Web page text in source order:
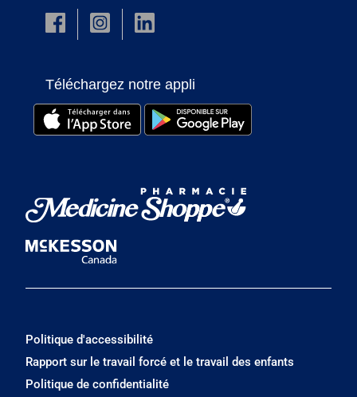
Téléchargez notre appli
Politique d'accessibilité
Rapport sur le travail forcé et le travail des enfants
Politique de confidentialité